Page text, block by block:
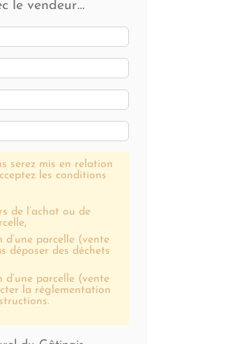
le vendeur…
serez mis en relation
les conditions
de l’achat ou de
d’une parcelle (vente
déposer des déchets
d’une parcelle (vente
la réglementation